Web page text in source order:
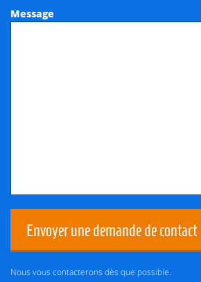
Message
Envoyer une demande de contact
Nous vous contacterons dès que possible.